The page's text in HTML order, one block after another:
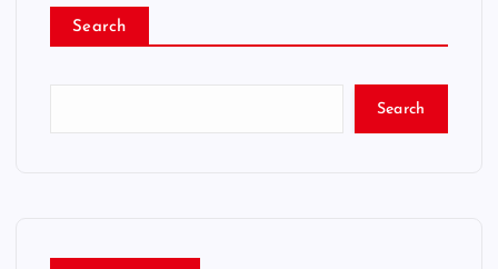
Search
Search